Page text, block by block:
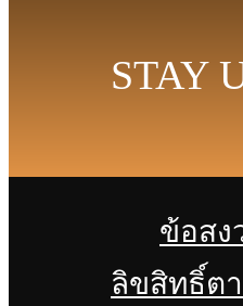
STAY
ข้อสง
ลิขสิทธิ์ต